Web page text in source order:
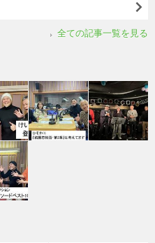
全ての記事一覧を見る